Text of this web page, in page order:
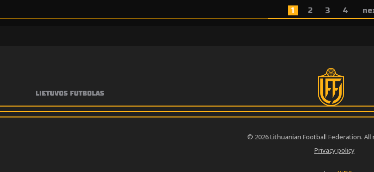
1 2 3 4
© 2026 Lithuanian Football Federation.
Privacy policy